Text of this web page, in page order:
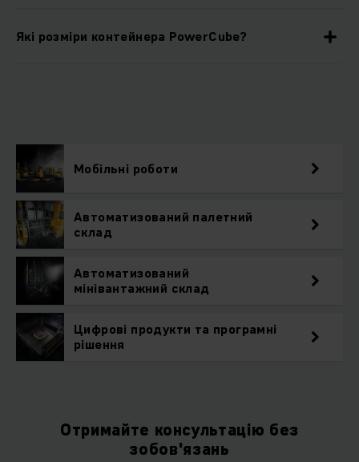
Які розміри контейнера PowerCube?
Мобільні роботи
Автоматизований палетний
склад
Автоматизований
мінівантажний склад
Цифрові продукти та програмні
рішення
Отримайте консультацію без
зобов'язань